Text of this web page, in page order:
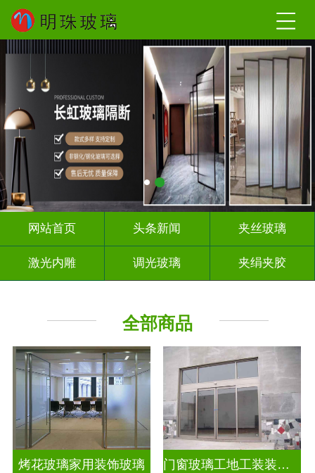
网站首页 头条新闻 夹丝玻璃
激光内雕 调光玻璃 夹绢夹胶
全部商品
烤花玻璃家用装饰玻璃 门窗玻璃工地工装装饰玻璃